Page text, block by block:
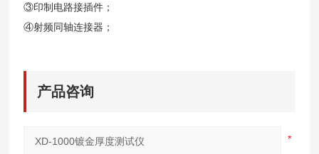
③印制电路接插件；
④射频同轴连接器；
产品咨询